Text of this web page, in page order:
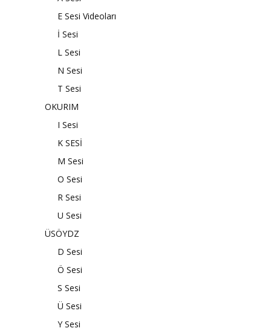
E Sesi Videoları
İ Sesi
L Sesi
N Sesi
T Sesi
OKURIM
I Sesi
K SESİ
M Sesi
O Sesi
R Sesi
U Sesi
ÜSÖYDZ
D Sesi
Ö Sesi
S Sesi
Ü Sesi
Y Sesi